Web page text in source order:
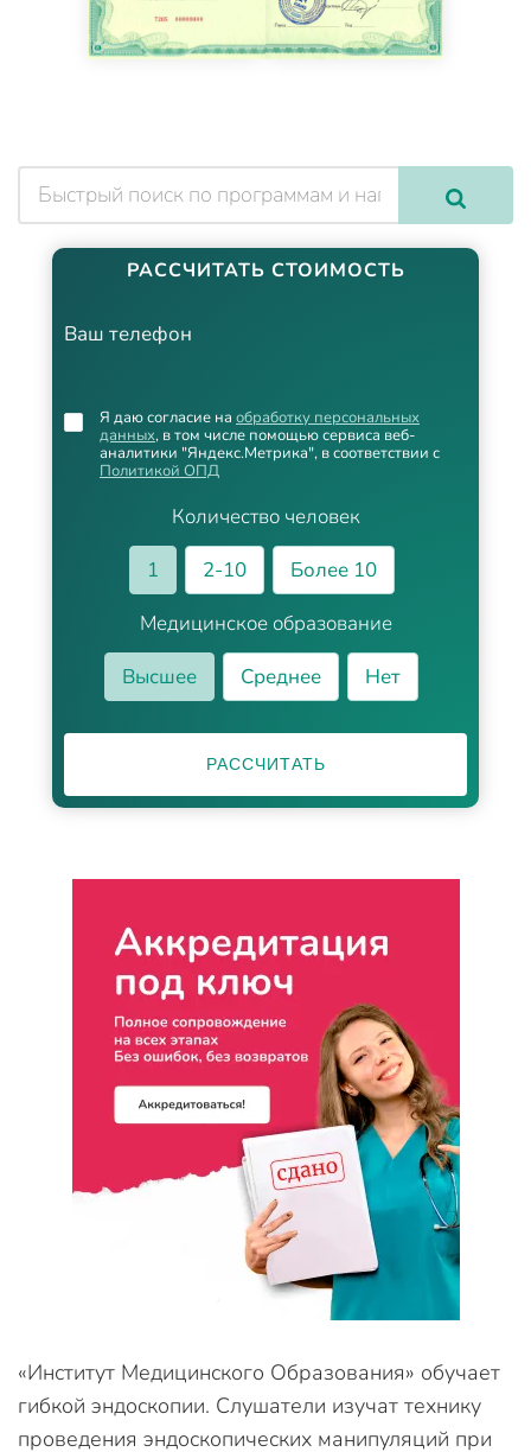
РАССЧИТАТЬ СТОИМОСТЬ
Ваш телефон
Количество человек
1
2-10
Более 10
Медицинское образование
Высшее
Среднее Нет
Я даю согласие на обработку персональных
данных, в том числе помощью сервиса веб-
аналитики "Яндекс.Метрика", в соответствии с
Политикой ОПД
РАССЧИТАТЬ
«Институт Медицинского Образования» обучает
гибкой эндоскопии. Слушатели изучат технику
проведения эндоскопических манипуляций при